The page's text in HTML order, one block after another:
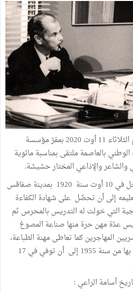
يقام يوم الثلاثاء 11 أوت 2020 بمقرّ مؤسسة
بالعاصمة ملتقى بمناسبة مائوية
والشاعر والإذاعي المختار حشيشة.
ولد الراحل في 10 أوت سنة 1920 بمدينة صفاقس
إلى أن تحصِّل على شهادة الكفاءة
التي خولت له التدريس بالمحرس ثم
عدّة مهن حرة منها صناعة المصوغ
المهاجرين كما تعاطى مهنة الطباعة،
ثم التحق بالإذاعة التي عمل بها من سنة 1955 إلى أن توفي في 17
أسامة الراعي :